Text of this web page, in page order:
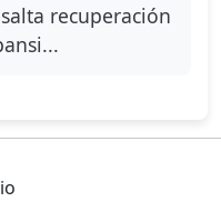
recuperación